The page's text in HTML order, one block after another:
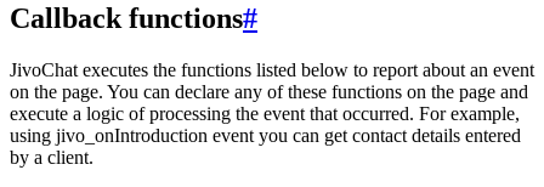
Callback functions#
JivoChat executes the functions listed below to report about an event
on the page. You can declare any of these functions on the page and
execute a logic of processing the event that occurred. For example,
using jivo_onIntroduction event you can get contact details entered
by a client.